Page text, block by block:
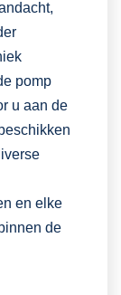
pomp
u aan de
en elke
de